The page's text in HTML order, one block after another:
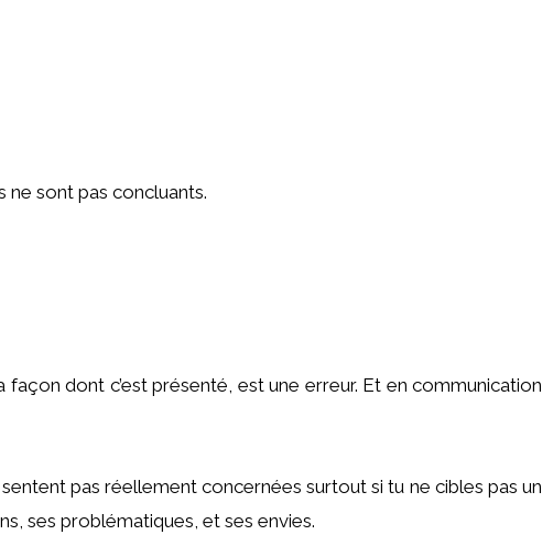
ne sont pas concluants.
dont c’est présenté, est une erreur. Et en communication
pas réellement concernées surtout si tu ne cibles pas un
ses problématiques, et ses envies.